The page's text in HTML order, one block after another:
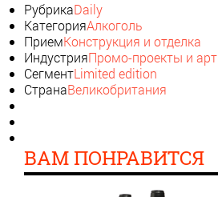
РубрикаDaily
КатегорияАлкоголь
ПриемКонструкция и отделка
ИндустрияПромо-проекты и арт
СегментLimited edition
СтранаВеликобритания
ВАМ ПОНРАВИТСЯ